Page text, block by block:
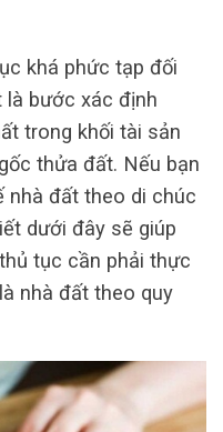
khá phức tạp đối
là bước xác định
trong khối tài sản
thửa đất. Nếu bạn
nhà đất theo di chúc
dưới đây sẽ giúp
tục cần phải thực
là nhà đất theo quy